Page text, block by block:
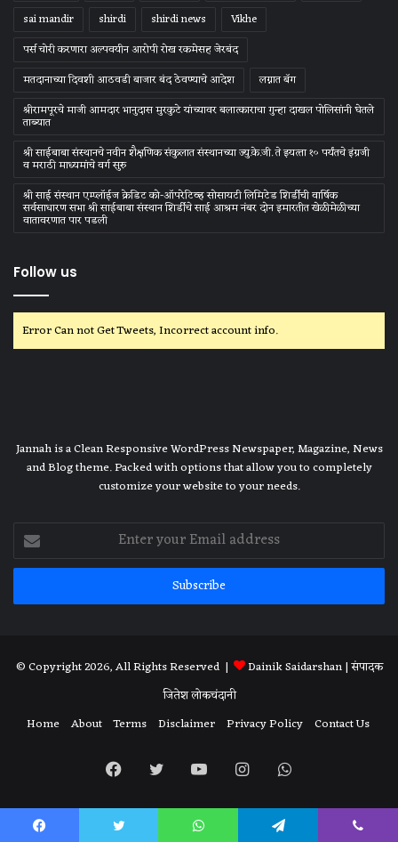
sai mandir
shirdi shirdi news
Vikhe
पर्स चोरी करणारा अल्पवयीन आरोपी रोख रकमेसह जेरबंद
मतदानाच्या दिवशी आठवडी बाजार बंद ठेवण्याचे आदेश
लग्नात बॅग
श्रीरामपूरचे माजी आमदार भानुदास मुरकुटे यांच्यावर बलात्काराचा गुन्हा दाखल पोलिसांनी घेतले
ताब्यात
श्री साईबाबा संस्‍थानचे नवीन शैक्षणिक संकुलात संस्‍थानच्‍या ज्‍यु.के.जी. ते इयत्‍ता १० पर्यंतचे इंग्रजी
व मराठी माध्‍यमांचे वर्ग सुरु
श्री साई संस्थान एम्प्लॉईज क्रेडिट को-ऑपरेटिव्ह सोसायटी लिमिटेड शिर्डीची वार्षिक
सर्वसाधारण सभा श्री साईबाबा संस्थान शिर्डीचे साई आश्रम नंबर दोन इमारतीत खेळीमेळीच्या
वातावरणात पार पडली
Follow us
Error Can not Get Tweets, Incorrect account info.
Jannah is a Clean Responsive WordPress Newspaper, Magazine, News
and Blog theme. Packed with options that allow you to completely
customize your website to your needs.
Enter
your
Email
© Copyright 2026, All Rights Reserved | Dainik Saidarshan| संपादक
जितेश लोकचंदानी
Home About Terms Disclaimer Privacy Policy Contact Us
FacebookTwitterYouTubeInstagramWhatsApp